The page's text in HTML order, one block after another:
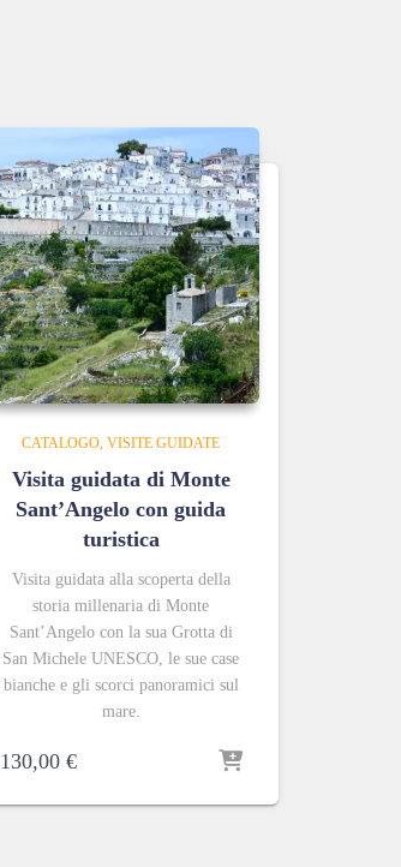
CATALOGO VISITE GUIDATE
Visita guidata di Monte
Sant’Angelo con guida
turistica
Visita guidata alla scoperta della
storia millenaria di Monte
Sant’Angelo con la sua Grotta di
San Michele UNESCO, le sue case
bianche e gli scorci panoramici sul
mare.
130,00 €